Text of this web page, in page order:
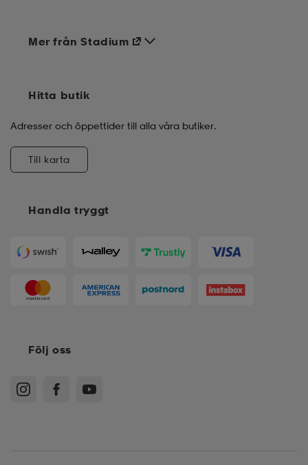
Handla tryggt
Mer från Stadium
Hitta butik
Adresser och öppettider till alla våra butiker.
Till karta
Följ oss